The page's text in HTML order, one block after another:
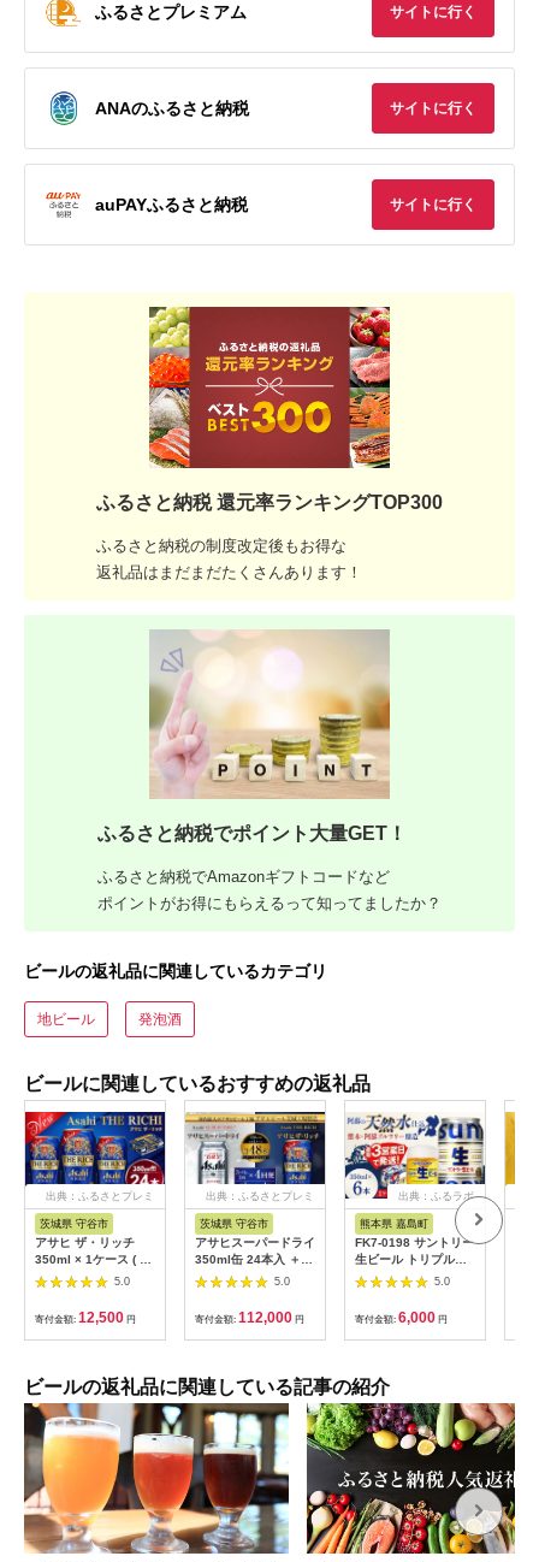
ふるさとプレミアム サイトに行く
ANAのふるさと納税 サイトに行く
auPAYふるさと納税 サイトに行く
ふるさと納税 還元率ランキングTOP300
ふるさと納税の制度改定後もお得な
返礼品はまだまだたくさんあります！
ふるさと納税でポイント大量GET！
ふるさと納税でAmazonギフトコードなど
ポイントがお得にもらえるって知ってましたか？
ビールの返礼品に関連しているカテゴリ
地ビール 発泡酒
ビールに関連しているおすすめの返礼品
出典：ふるさとプレミ
茨城県 守谷市
アサヒ ザ・リッチ
350ml × 1ケース ( 24
本 ) | アサヒビール 酒
発泡酒 新ジャンル 第
3のビール ザリッチ
ギフト 内祝い 茨城県
守谷市 酒のみらい
5.0
寄付金額: 12,500 円
出典：ふるさとプレミ
茨城県 守谷市
アサヒスーパードライ
350ml缶 24本入 ＋
アサヒ ザ・リッチ
350ml缶 24本入 3ヶ
月に1回×4回便（定期
便） 発泡酒 新ジャン
ル 第3のビール
5.0
寄付金額: 112,000 円
出典：ふるラボ
熊本県 嘉島町
FK7-0198 サントリー
生ビール トリプル生
350ml ×6缶入り 熊本
県 嘉島町 ビール サン
5.0
寄付金額: 6,000 円
ビールの返礼品に関連している記事の紹介